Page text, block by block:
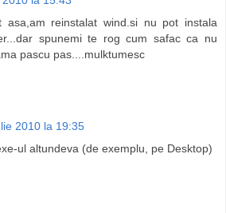
reinstalat wind.si nu pot instala
spunemi te rog cum safac ca nu
pascu pas....mulktumesc
2010 la 19:35
ul altundeva (de exemplu, pe Desktop)